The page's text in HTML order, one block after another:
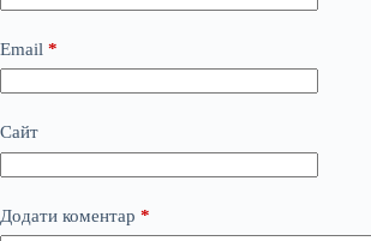
Email *
Сайт
Додати коментар *